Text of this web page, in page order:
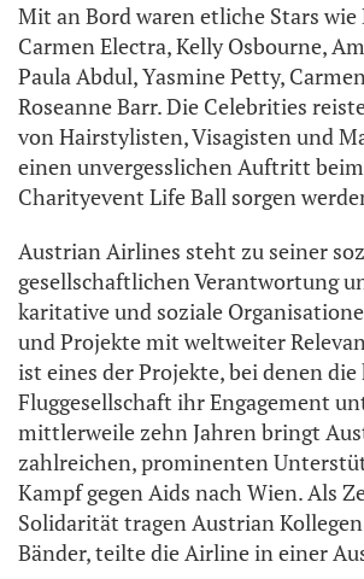
Mit an Bord waren etliche Stars wie
Carmen Electra, Kelly Osbourne,
Paula Abdul, Yasmine Petty,
Roseanne Barr. Die Celebrities
von Hairstylisten, Visagisten und
einen unvergesslichen Auftritt
Charityevent Life Ball sorgen
Austrian Airlines steht zu seiner
gesellschaftlichen Verantwortung
karitative und soziale
und Projekte mit weltweiter
ist eines der Projekte, bei denen
Fluggesellschaft ihr Engagement
mittlerweile zehn Jahren bringt
zahlreichen, prominenten
Kampf gegen Aids nach Wien. Als
Solidarität tragen Austrian
Bänder, teilte die Airline in einer